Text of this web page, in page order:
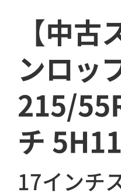
【中古
ンロッ
215/
チ
17インチ